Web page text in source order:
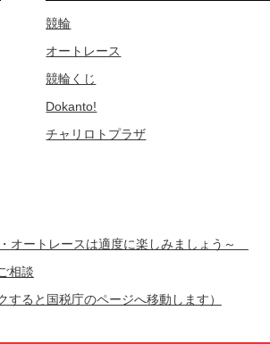
競輪
オートレース
競輪くじ
Dokanto!
チャリロトプラザ
オートレースは適度に楽しみましょう～
相談
ると国税庁のページへ移動します）